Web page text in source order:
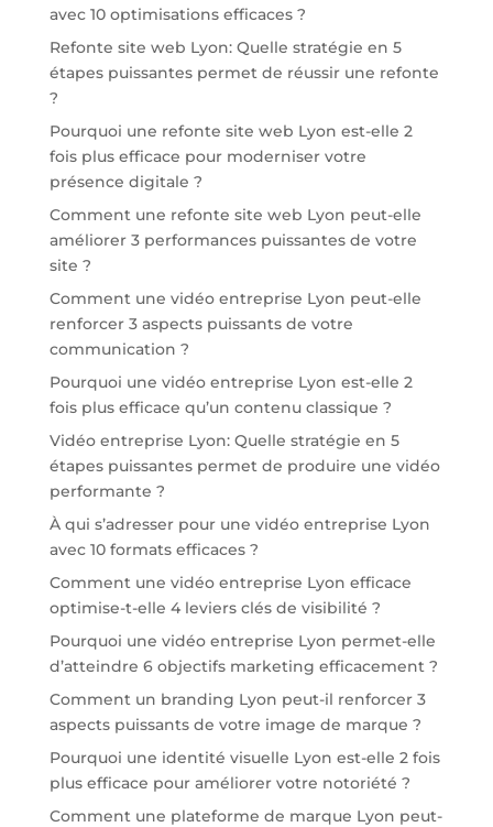
avec 10 optimisations efficaces ?
Refonte site web Lyon: Quelle stratégie en 5
étapes puissantes permet de réussir une refonte
?
Pourquoi une refonte site web Lyon est-elle 2
fois plus efficace pour moderniser votre
présence digitale ?
Comment une refonte site web Lyon peut-elle
améliorer 3 performances puissantes de votre
site ?
Comment une vidéo entreprise Lyon peut-elle
renforcer 3 aspects puissants de votre
communication ?
Pourquoi une vidéo entreprise Lyon est-elle 2
fois plus efficace qu’un contenu classique ?
Vidéo entreprise Lyon: Quelle stratégie en 5
étapes puissantes permet de produire une vidéo
performante ?
À qui s’adresser pour une vidéo entreprise Lyon
avec 10 formats efficaces ?
Comment une vidéo entreprise Lyon efficace
optimise-t-elle 4 leviers clés de visibilité ?
Pourquoi une vidéo entreprise Lyon permet-elle
d’atteindre 6 objectifs marketing efficacement ?
Comment un branding Lyon peut-il renforcer 3
aspects puissants de votre image de marque ?
Pourquoi une identité visuelle Lyon est-elle 2 fois
plus efficace pour améliorer votre notoriété ?
Comment une plateforme de marque Lyon peut-